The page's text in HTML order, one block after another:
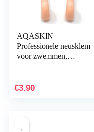
AQASKIN
Professionele neusklem
voor zwemmen,
hoeveelheidskorting,
€3.90